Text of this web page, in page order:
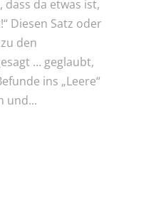
dass da etwas ist,
Diesen Satz oder
den
… geglaubt,
ins „Leere“
und...